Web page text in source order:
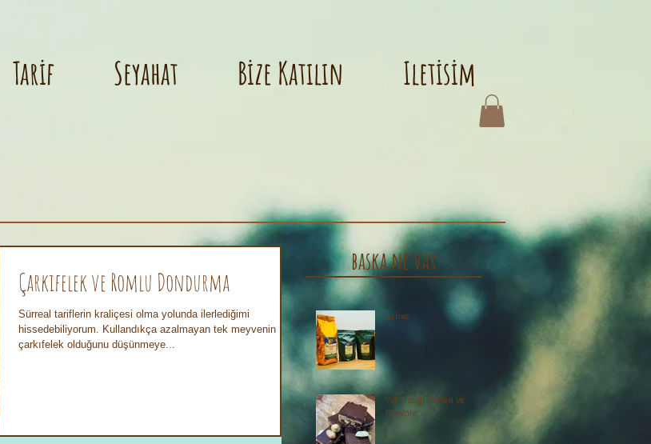
Tarif Seyahat Bize Katılın Iletisim
Çarkıfelek ve Romlu Dondurma
Sürreal tariflerin kraliçesi olma yolunda ilerlediğimi
hissedebiliyorum. Kullandıkça azalmayan tek meyvenin
çarkıfelek olduğunu düşünmeye...
baska ne var
Kahve
Yer Fıstığı Ezmesi ve
Brownie